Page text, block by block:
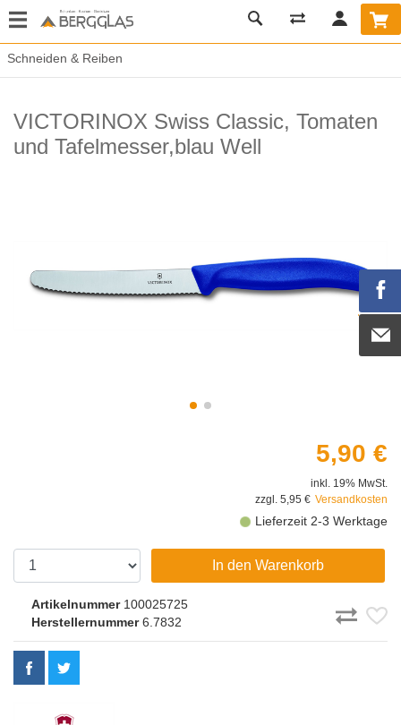
Schneiden & Reiben
VICTORINOX Swiss Classic, Tomaten
und Tafelmesser,blau Well
5,90 €
inkl. 19% MwSt.
zzgl. 5,95 € Versandkosten
Lieferzeit 2-3 Werktage
In den Warenkorb
Artikelnummer100025725
Herstellernummer6.7832